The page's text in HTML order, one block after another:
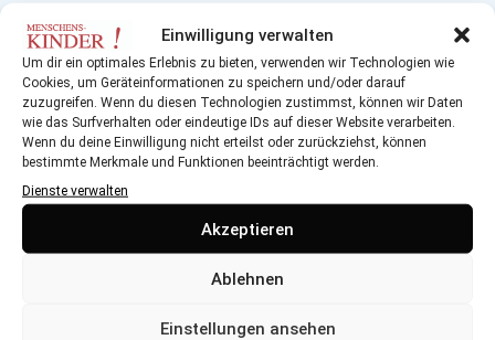
Einwilligung verwalten
Um dir ein optimales Erlebnis zu bieten, verwenden wir Technologien wie
Cookies, um Geräteinformationen zu speichern und/oder darauf
zuzugreifen. Wenn du diesen Technologien zustimmst, können wir Daten
wie das Surfverhalten oder eindeutige IDs auf dieser Website verarbeiten.
Wenn du deine Einwilligung nicht erteilst oder zurückziehst, können
bestimmte Merkmale und Funktionen beeinträchtigt werden.
Dienste verwalten
Akzeptieren
Ablehnen
Einstellungen ansehen
DAS KÖNNTE SIE AUCH INTERESSIEREN